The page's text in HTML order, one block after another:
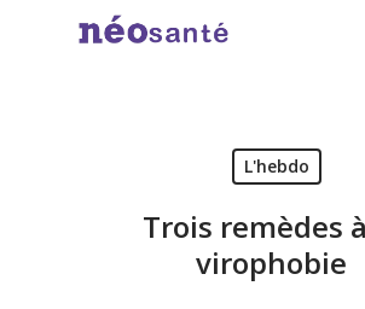
L'hebdo
Trois remèdes
virophobie